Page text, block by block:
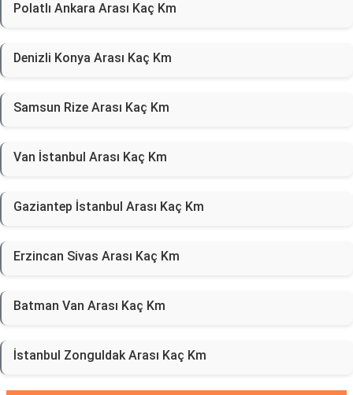
Polatlı Ankara Arası Kaç Km
Denizli Konya Arası Kaç Km
Samsun Rize Arası Kaç Km
Van İstanbul Arası Kaç Km
Gaziantep İstanbul Arası Kaç Km
Erzincan Sivas Arası Kaç Km
Batman Van Arası Kaç Km
İstanbul Zonguldak Arası Kaç Km